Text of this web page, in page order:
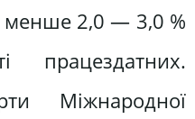
менше 2,0 — 3,0 %
працездатних.
Міжнародної